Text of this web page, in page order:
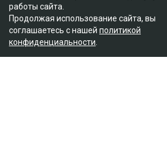
Олимпиада
Редакция
О проекте
работы сайта.
Продолжая использование сайта, вы
соглашаетесь с нашей политикой
конфиденциальности